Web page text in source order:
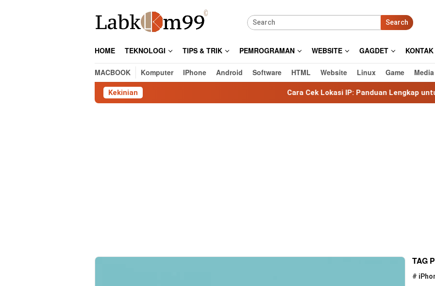
Search
HOME TEKNOLOGI TIPS & TRIK PEMROGRAMAN WEBSITE GAGDET
MACBOOK Komputer IPhone Android Software HTML Website Linux Game
Kekinian Cara Cek Lokasi IP: Panduan Lengkap untuk
TAG
#